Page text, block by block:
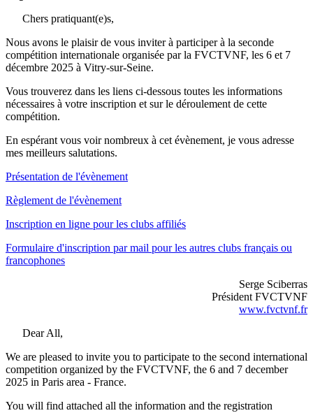
Chers pratiquant(e)s,
Nous avons le plaisir de vous inviter à participer à la seconde
compétition internationale organisée par la FVCTVNF, les 6 et 7
décembre 2025 à Vitry-sur-Seine.
Vous trouverez dans les liens ci-dessous toutes les informations
nécessaires à votre inscription et sur le déroulement de cette
compétition.
En espérant vous voir nombreux à cet évènement, je vous adresse
mes meilleurs salutations.
Présentation de l'évènement
Règlement de l'évènement
Inscription en ligne pour les clubs affiliés
Formulaire d'inscription par mail pour les autres clubs français ou
francophones
Serge Sciberras
Président FVCTVNF
www.fvctvnf.fr
Dear All,
We are pleased to invite you to participate to the second international
competition organized by the FVCTVNF, the 6 and 7 december
2025 in Paris area - France.
You will find attached all the information and the registration